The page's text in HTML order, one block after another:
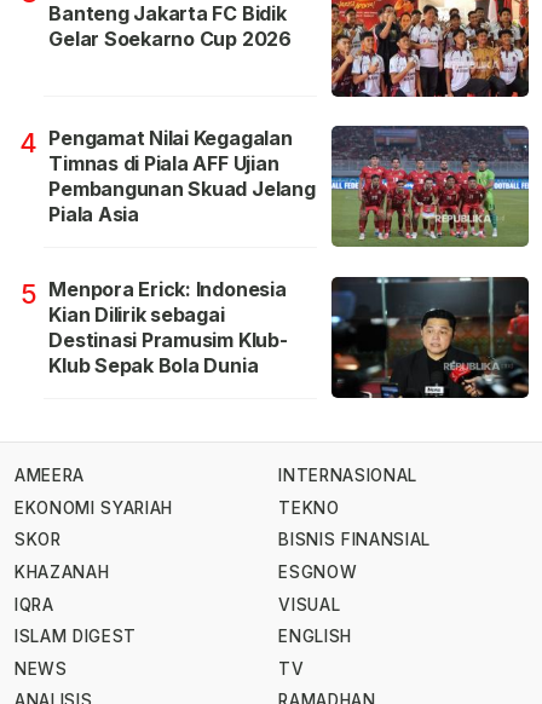
Banteng Jakarta FC Bidik
Gelar Soekarno Cup 2026
4 Pengamat Nilai Kegagalan
Timnas di Piala AFF Ujian
Pembangunan Skuad Jelang
Piala Asia
5 Menpora Erick: Indonesia
Kian Dilirik sebagai
Destinasi Pramusim Klub-
Klub Sepak Bola Dunia
AMEERA
EKONOMI SYARIAH
SKOR
KHAZANAH
IQRA
ISLAM DIGEST
NEWS
INTERNASIONAL
TEKNO
BISNIS FINANSIAL
ESGNOW
VISUAL
ENGLISH
TV